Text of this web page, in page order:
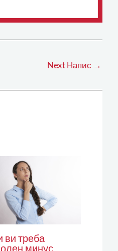
Next Напис →
ви треба
минус